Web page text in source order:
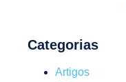
Categorias
Artigos